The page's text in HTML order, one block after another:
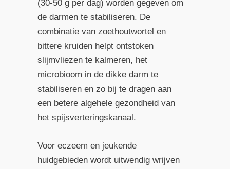
(30-50 g per dag) worden gegeven om
de darmen te stabiliseren. De
combinatie van zoethoutwortel en
bittere kruiden helpt ontstoken
slijmvliezen te kalmeren, het
microbioom in de dikke darm te
stabiliseren en zo bij te dragen aan
een betere algehele gezondheid van
het spijsverteringskanaal.
Voor eczeem en jeukende
huidgebieden wordt uitwendig wrijven